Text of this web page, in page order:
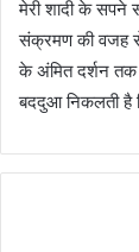
मेरी शादी के सपने
संक्रमण की वजह से
के अंमित दर्शन तक
बददुआ निकलती है